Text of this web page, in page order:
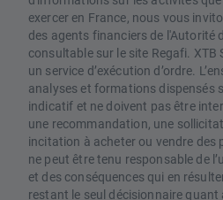
exercer en France, nous vous
des agents financiers de l'Autorité
consultable sur le site Regafi.
un service d’exécution d’ordre.
analyses et formations dispensés
indicatif et ne doivent pas être
une recommandation, une
incitation à acheter ou vendre des
ne peut être tenu responsable de
et des conséquences qui en
restant le seul décisionnaire